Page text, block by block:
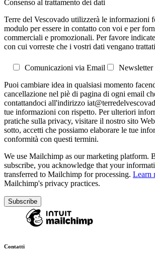
Consenso al trattamento dei dati
Terre del Vescovado utilizzerà le informazioni
modulo per essere in contatto con voi e per
commerciali e promozionali. Per favore
con cui vorreste che i vostri dati vengano
Comunicazioni via Email
Newsletter
Puoi cambiare idea in qualsiasi momento
cancellazione nel piè di pagina di ogni email
contattandoci all'indirizzo
tue informazioni con rispetto. Per ulteriori
pratiche sulla privacy, visitare il nostro sito
sotto, accetti che possiamo elaborare le tue
conformità con questi termini.
We use Mailchimp as our marketing platform.
subscribe, you acknowledge that your
transferred to Mailchimp for processing. Learn
Mailchimp's privacy practices.
Contatti